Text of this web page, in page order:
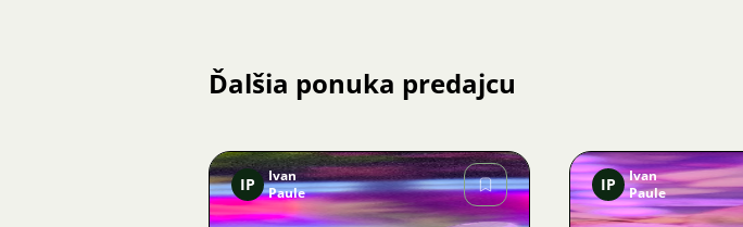
Ďalšia ponuka predajcu
IP
Ivan
Paule
IP
Ivan
Paule